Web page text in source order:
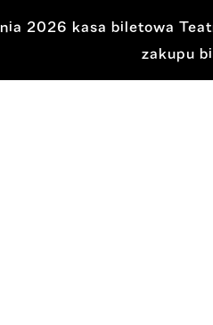
2026 kasa biletowa
zakupu